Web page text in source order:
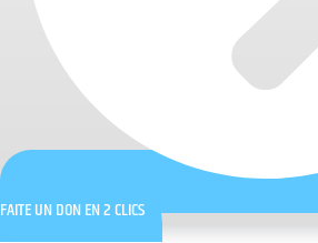
FAITE UN DON EN 2 CLICS